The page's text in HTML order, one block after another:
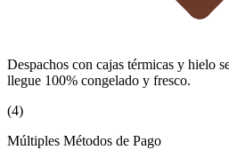
Despachos con cajas térmicas y hielo
llegue 100% congelado y fresco.
(4)
Múltiples Métodos de Pago